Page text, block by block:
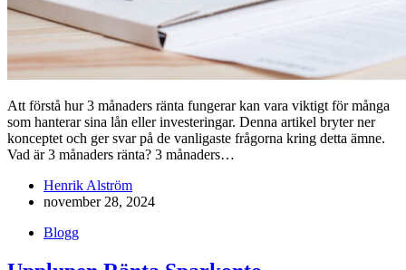
Att förstå hur 3 månaders ränta fungerar kan vara viktigt för många
som hanterar sina lån eller investeringar. Denna artikel bryter ner
konceptet och ger svar på de vanligaste frågorna kring detta ämne.
Vad är 3 månaders ränta? 3 månaders…
Henrik Alström
november 28, 2024
Blogg